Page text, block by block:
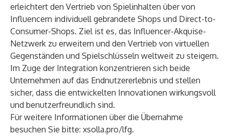
erleichtert den Vertrieb von Spielinhalten über von
Influencern individuell gebrandete Shops und Direct-to-
Consumer-Shops. Ziel ist es, das Influencer-Akquise-
Netzwerk zu erweitern und den Vertrieb von virtuellen
Gegenständen und Spielschlüsseln weltweit zu steigern.
Im Zuge der Integration konzentrieren sich beide
Unternehmen auf das Endnutzererlebnis und stellen
sicher, dass die entwickelten Innovationen wirkungsvoll
und benutzerfreundlich sind.
Für weitere Informationen über die Übernahme
besuchen Sie bitte: xsolla.pro/lfg.